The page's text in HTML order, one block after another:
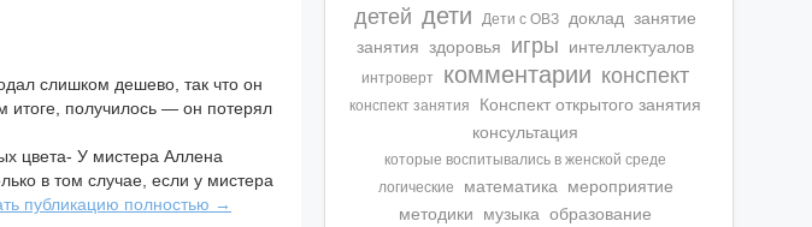
слишком дешево, так что он
итоге, получилось — он потерял
цвета- У мистера Аллена
в том случае, если у мистера
публикацию полностью →
детей дети Дети с ОВЗ доклад занятие
занятия здоровья игры интеллектуалов
интроверт комментарии конспект
конспект занятия
Конспект открытого занятия
консультация
которые воспитывались в женской среде
логические
математика
мероприятие
методики
музыка образование